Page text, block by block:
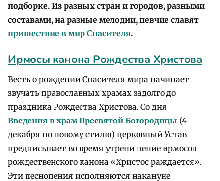
подборке. Из разных стран и городов, разными
составами, на разные мелодии, певчие славят
пришествие в мир Спасителя.
Ирмосы канона Рождества Христова
Весть о рождении Спасителя мира начинает
звучать православных храмах задолго до
праздника Рождества Христова. Со дня
Введения в храм Пресвятой Богородицы (4
декабря по новому стилю) церковный Устав
предписывает во время утрени пение ирмосов
рождественского канона «Христос раждается».
Эти песнопения исполняются накануне